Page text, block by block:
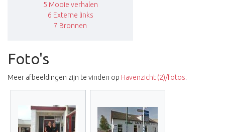
5 Mooie verhalen
6 Externe links
7 Bronnen
Foto's
Meer afbeeldingen zijn te vinden op Havenzicht (2)/fotos.